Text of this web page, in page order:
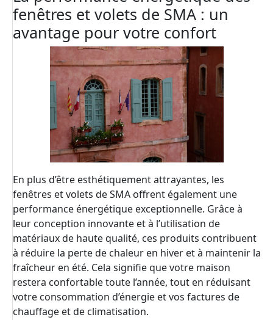
fenêtres et volets de SMA : un
avantage pour votre confort
En plus d’être esthétiquement attrayantes, les
fenêtres et volets de SMA offrent également une
performance énergétique exceptionnelle. Grâce à
leur conception innovante et à l’utilisation de
matériaux de haute qualité, ces produits contribuent
à réduire la perte de chaleur en hiver et à maintenir la
fraîcheur en été. Cela signifie que votre maison
restera confortable toute l’année, tout en réduisant
votre consommation d’énergie et vos factures de
chauffage et de climatisation.